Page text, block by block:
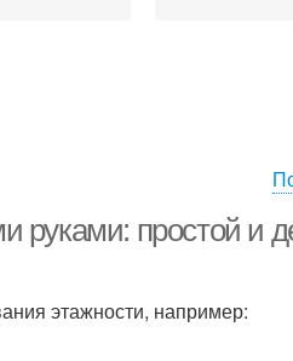
руками: простой и
этажности, например: